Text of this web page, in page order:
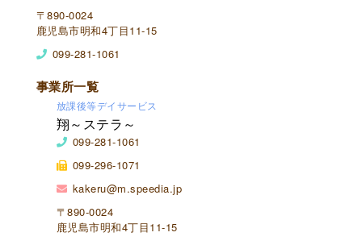
〒890-0024
鹿児島市明和4丁目11-15
099-281-1061
事業所一覧
放課後等デイサービス
翔～ステラ～
099-281-1061
099-296-1071
kakeru@m.speedia.jp
〒890-0024
鹿児島市明和4丁目11-15